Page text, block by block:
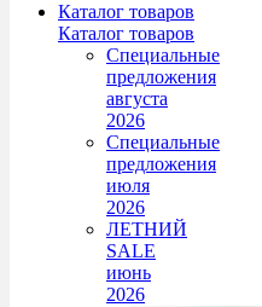
Каталог товаров
Каталог товаров
Специальные
предложения
августа
2026
Специальные
предложения
июля
2026
ЛЕТНИЙ
SALE
июнь
2026